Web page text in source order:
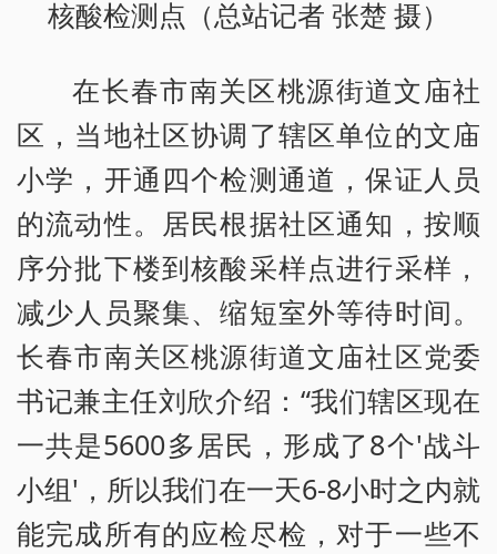
核酸检测点（总站记者 张楚 摄）
在长春市南关区桃源街道文庙社
区，当地社区协调了辖区单位的文庙
小学，开通四个检测通道，保证人员
的流动性。居民根据社区通知，按顺
序分批下楼到核酸采样点进行采样，
减少人员聚集、缩短室外等待时间。
长春市南关区桃源街道文庙社区党委
书记兼主任刘欣介绍：“我们辖区现在
一共是5600多居民，形成了8个'战斗
小组'，所以我们在一天6-8小时之内就
能完成所有的应检尽检，对于一些不